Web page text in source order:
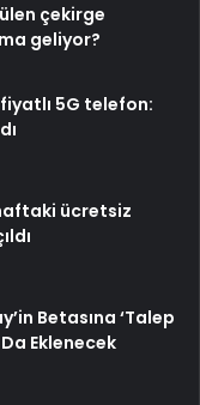
çekirge
geliyor?
5G telefon:
ücretsiz
Betasına ‘Talep
Eklenecek